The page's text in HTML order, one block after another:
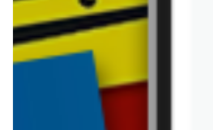
aktualna
Chata Polska
WIĘCEJ GAZETEK